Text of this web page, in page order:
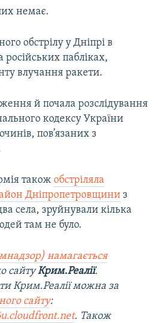
немає.
обстрілу у Дніпрі в
російських пабліках,
влучання ракети.
й почала розслідування
кодексу України
пов’язаних з
також обстріляла
Дніпропетровщини з
села, зруйнували кілька
там не було.
намагається
сайтуКрим.Реалії.
Крим.Реалії можна за
сайту:
. Також